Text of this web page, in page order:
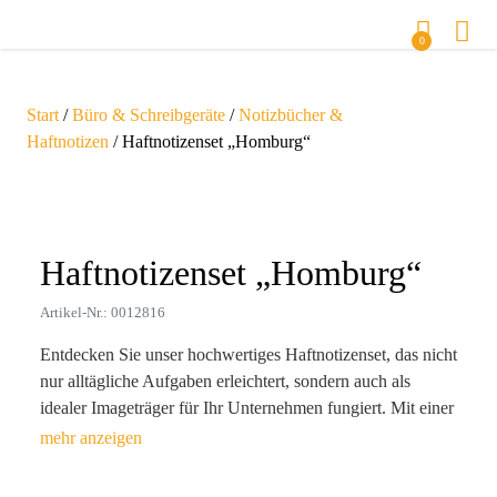
0
Start /Büro & Schreibgeräte /Notizbücher &
Haftnotizen / Haftnotizenset „Homburg“
Haftnotizenset „Homburg“
Artikel-Nr.: 0012816
Entdecken Sie unser hochwertiges Haftnotizenset, das nicht
nur alltägliche Aufgaben erleichtert, sondern auch als
idealer Imageträger für Ihr Unternehmen fungiert. Mit einer
Größe von 13,1 x 8,8 x 1,3 cm und einem Gewicht von nur